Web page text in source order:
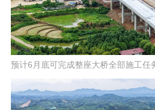
预计6月底可完成整座大桥全部施工任